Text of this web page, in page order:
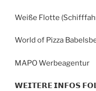
Weiße Flotte
World of Pizza
MAPO Werbeagentur
𝗪𝗘𝗜𝗧𝗘𝗥𝗘 𝗜𝗡𝗙𝗢𝗦